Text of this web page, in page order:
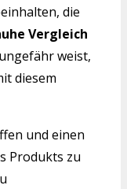
die
Vergleich
weist,
diesem
und einen
Produkts zu